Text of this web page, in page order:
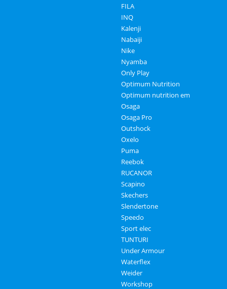
FILA
INQ
Kalenji
Nabaiji
Nike
Nyamba
Only Play
Optimum Nutrition
Optimum nutrition em
Osaga
Osaga Pro
Outshock
Oxelo
Puma
Reebok
RUCANOR
Scapino
Skechers
Slendertone
Speedo
Sport elec
TUNTURI
Under Armour
Waterflex
Weider
Workshop